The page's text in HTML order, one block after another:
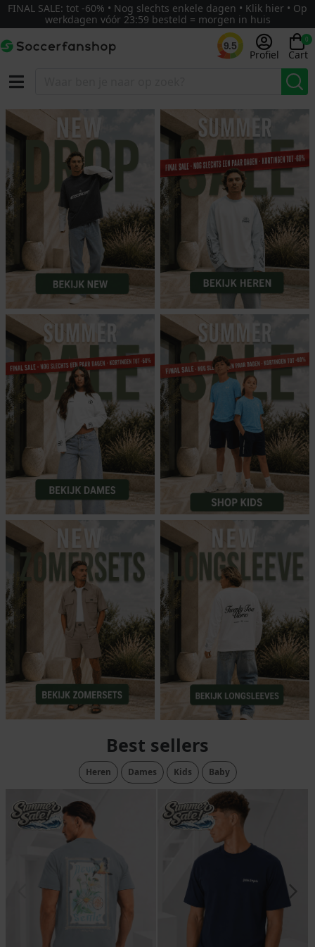
FINAL SALE: tot -60% • Nog slechts enkele dagen • Klik hier • Op
werkdagen vóór 23:59 besteld = morgen in huis
9.5
Profiel
0
Cart
Best sellers
Heren Dames Kids Baby